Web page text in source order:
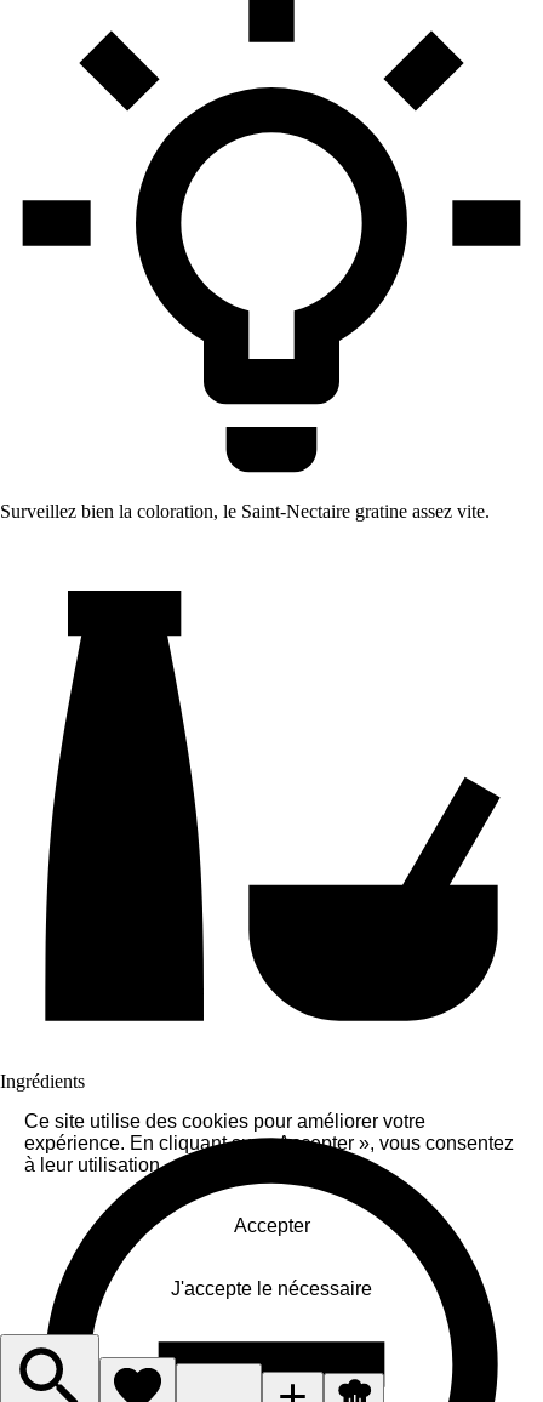
Surveillez bien la coloration, le Saint-Nectaire gratine assez vite.
Ingrédients
Ce site utilise des cookies pour améliorer votre
expérience. En cliquant sur « Accepter », vous consentez
à leur utilisation.
Accepter
J'accepte le nécessaire